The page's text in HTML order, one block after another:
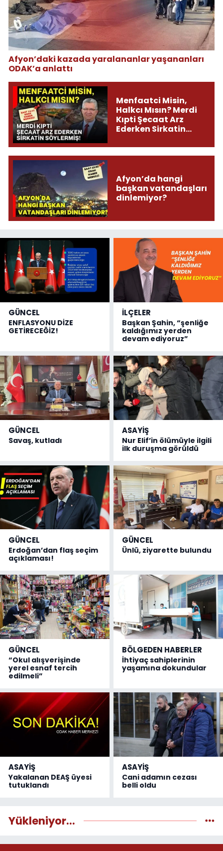
Afyon’daki kazada yaralananlar yaşananları
ODAK’a anlattı
Menfaatci Misin,
Halkcı Mısın? Merdi
Kıpti Şecaat Arz
Ederken Sirkatin
Afyon’da hangi
başkan vatandaşları
dinlemiyor?
GÜNCEL
ENFLASYONU DİZE
GETİRECEĞİZ!
İLÇELER
Başkan Şahin, “şenliğe
kaldığımız yerden
devam ediyoruz”
GÜNCEL
Savaş, kutladı
ASAYİŞ
Nur Elif’in ölümüyle ilgili
ilk duruşma görüldü
GÜNCEL
Erdoğan’dan flaş seçim
açıklaması!
GÜNCEL
Ünlü, ziyarette bulundu
GÜNCEL
“Okul alışverişinde
yerel esnaf tercih
edilmeli”
BÖLGEDEN HABERLER
İhtiyaç sahiplerinin
yaşamına dokundular
ASAYİŞ
Yakalanan DEAŞ üyesi
tutuklandı
ASAYİŞ
Cani adamın cezası
belli oldu
Yükleniyor...